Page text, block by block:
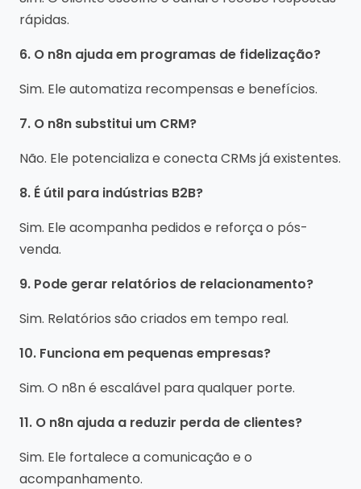
rápidas.
6. O n8n ajuda em programas de fidelização?
Sim. Ele automatiza recompensas e benefícios.
7. O n8n substitui um CRM?
Não. Ele potencializa e conecta CRMs já existentes.
8. É útil para indústrias B2B?
Sim. Ele acompanha pedidos e reforça o pós-
venda.
9. Pode gerar relatórios de relacionamento?
Sim. Relatórios são criados em tempo real.
10. Funciona em pequenas empresas?
Sim. O n8n é escalável para qualquer porte.
11. O n8n ajuda a reduzir perda de clientes?
Sim. Ele fortalece a comunicação e o
acompanhamento.